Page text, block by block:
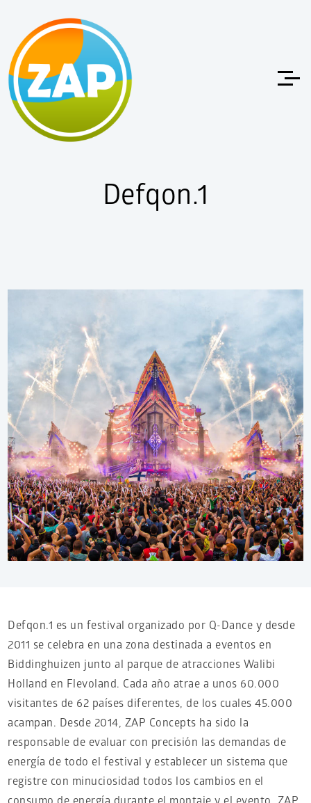
Defqon.1
Defqon.1 es un festival organizado por Q-Dance y desde
2011 se celebra en una zona destinada a eventos en
Biddinghuizen junto al parque de atracciones Walibi
Holland en Flevoland. Cada año atrae a unos 60.000
visitantes de 62 países diferentes, de los cuales 45.000
acampan. Desde 2014, ZAP Concepts ha sido la
responsable de evaluar con precisión las demandas de
energía de todo el festival y establecer un sistema que
registre con minuciosidad todos los cambios en el
consumo de energía durante el montaje y el evento. ZAP